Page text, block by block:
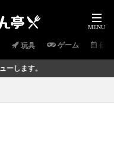
玩具 ゲーム
。